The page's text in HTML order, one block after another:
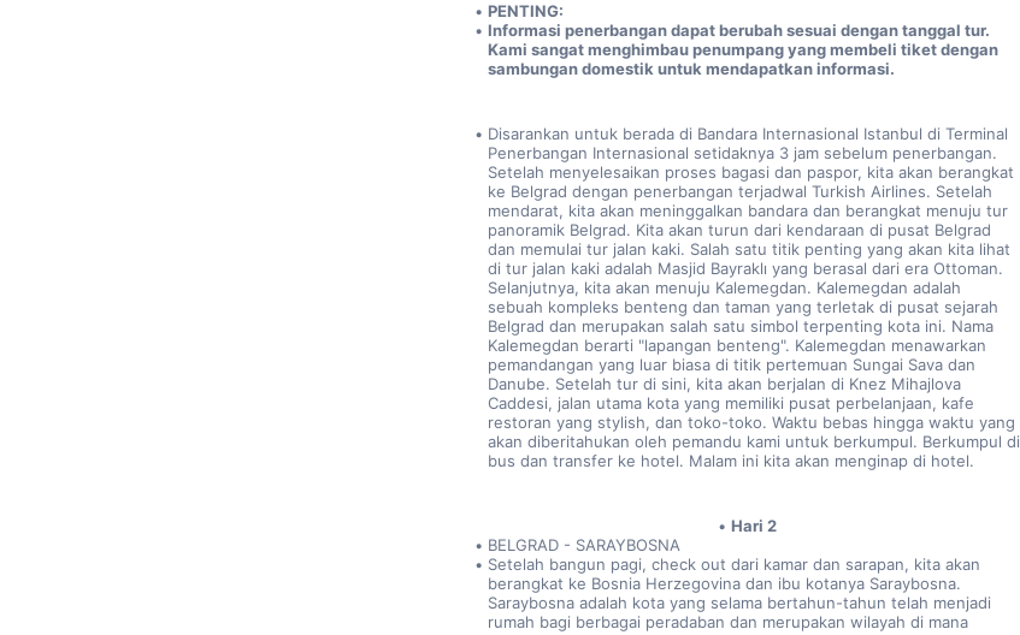
PENTING:
Informasi penerbangan dapat berubah sesuai dengan tanggal tur.
Kami sangat menghimbau penumpang yang membeli tiket dengan
sambungan domestik untuk mendapatkan informasi.
Disarankan untuk berada di Bandara Internasional Istanbul di Terminal
Penerbangan Internasional setidaknya 3 jam sebelum penerbangan.
Setelah menyelesaikan proses bagasi dan paspor, kita akan berangkat
ke Belgrad dengan penerbangan terjadwal Turkish Airlines. Setelah
mendarat, kita akan meninggalkan bandara dan berangkat menuju tur
panoramik Belgrad. Kita akan turun dari kendaraan di pusat Belgrad
dan memulai tur jalan kaki. Salah satu titik penting yang akan kita lihat
di tur jalan kaki adalah Masjid Bayraklı yang berasal dari era Ottoman.
Selanjutnya, kita akan menuju Kalemegdan. Kalemegdan adalah
sebuah kompleks benteng dan taman yang terletak di pusat sejarah
Belgrad dan merupakan salah satu simbol terpenting kota ini. Nama
Kalemegdan berarti "lapangan benteng". Kalemegdan menawarkan
pemandangan yang luar biasa di titik pertemuan Sungai Sava dan
Danube. Setelah tur di sini, kita akan berjalan di Knez Mihajlova
Caddesi, jalan utama kota yang memiliki pusat perbelanjaan, kafe
restoran yang stylish, dan toko-toko. Waktu bebas hingga waktu yang
akan diberitahukan oleh pemandu kami untuk berkumpul. Berkumpul di
bus dan transfer ke hotel. Malam ini kita akan menginap di hotel.
Hari 2
BELGRAD - SARAYBOSNA
Setelah bangun pagi, check out dari kamar dan sarapan, kita akan
berangkat ke Bosnia Herzegovina dan ibu kotanya Saraybosna.
Saraybosna adalah kota yang selama bertahun-tahun telah menjadi
rumah bagi berbagai peradaban dan merupakan wilayah di mana